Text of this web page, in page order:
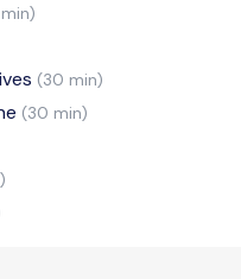
(30 min)
(30 min)